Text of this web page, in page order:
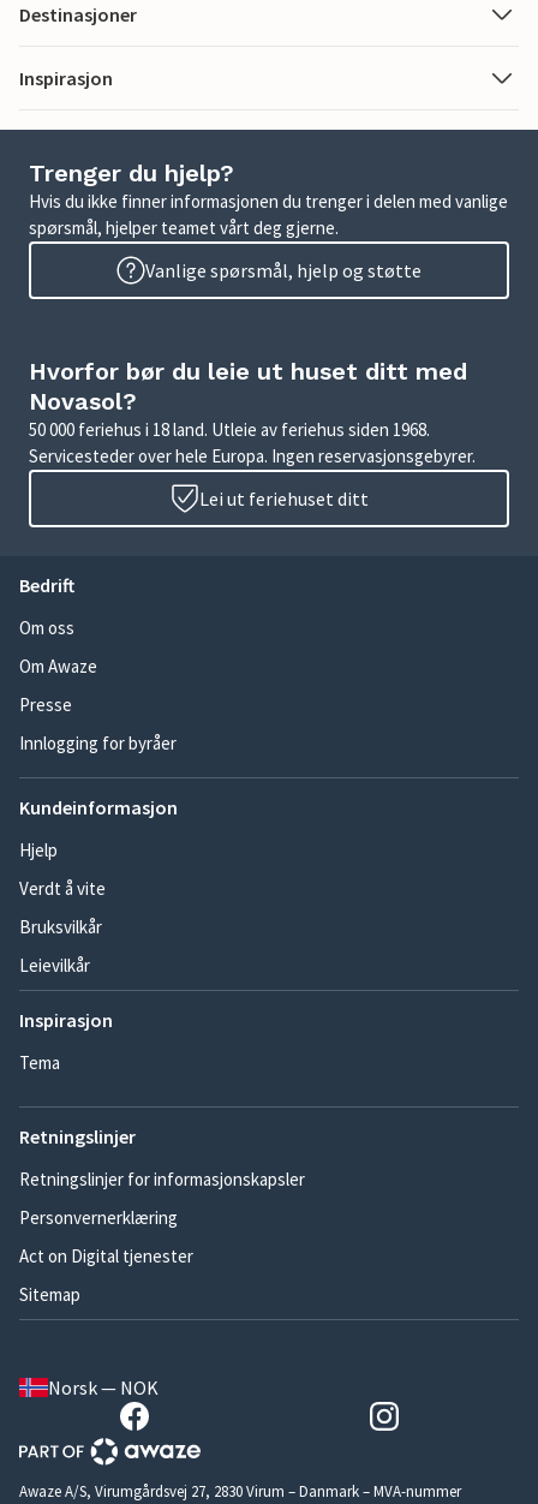
Destinasjoner
Inspirasjon
Trenger du hjelp?
Hvis du ikke finner informasjonen du trenger i delen med vanlige
spørsmål, hjelper teamet vårt deg gjerne.
Vanlige spørsmål, hjelp og støtte
Hvorfor bør du leie ut huset ditt med
Novasol?
50 000 feriehus i 18 land. Utleie av feriehus siden 1968.
Servicesteder over hele Europa. Ingen reservasjonsgebyrer.
Lei ut feriehuset ditt
Bedrift
Om oss
Om Awaze
Presse
Innlogging for byråer
Kundeinformasjon
Hjelp
Verdt å vite
Bruksvilkår
Leievilkår
Inspirasjon
Tema
Retningslinjer
Retningslinjer for informasjonskapsler
Personvernerklæring
Act on Digital tjenester
Sitemap
Norsk — NOK
Awaze A/S, Virumgårdsvej 27, 2830 Virum – Danmark – MVA-nummer